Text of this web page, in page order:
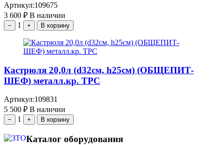
Артикул:109675
3 600 ₽ В наличии
− 1 + В корзину
Кастрюля 20,0л (d32см, h25см) (ОБЩЕПИТ-
ШЕФ) металл.кр. ТРС
Артикул:109831
5 500 ₽ В наличии
− 1 + В корзину
Каталог оборудования